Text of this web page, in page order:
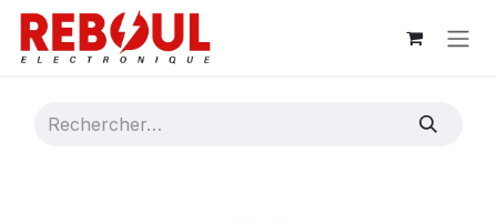
Se rendre au contenu